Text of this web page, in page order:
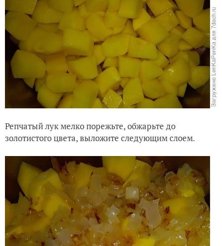
Репчатый лук мелко порежьте, обжарьте до
золотистого цвета, выложите следующим слоем.